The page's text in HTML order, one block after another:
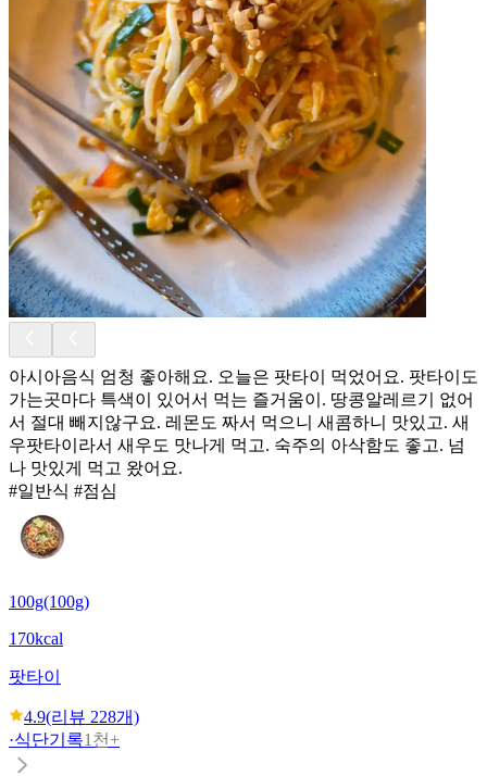
아시아음식 엄청 좋아해요. 오늘은 팟타이 먹었어요. 팟타이도
가는곳마다 특색이 있어서 먹는 즐거움이. 땅콩알레르기 없어
서 절대 빼지않구요. 레몬도 짜서 먹으니 새콤하니 맛있고. 새
우팟타이라서 새우도 맛나게 먹고. 숙주의 아삭함도 좋고. 넘
나 맛있게 먹고 왔어요.
#일반식 #점심
100g(100g)
170kcal
팟타이
4.9(리뷰 228개)
·식단기록1천+